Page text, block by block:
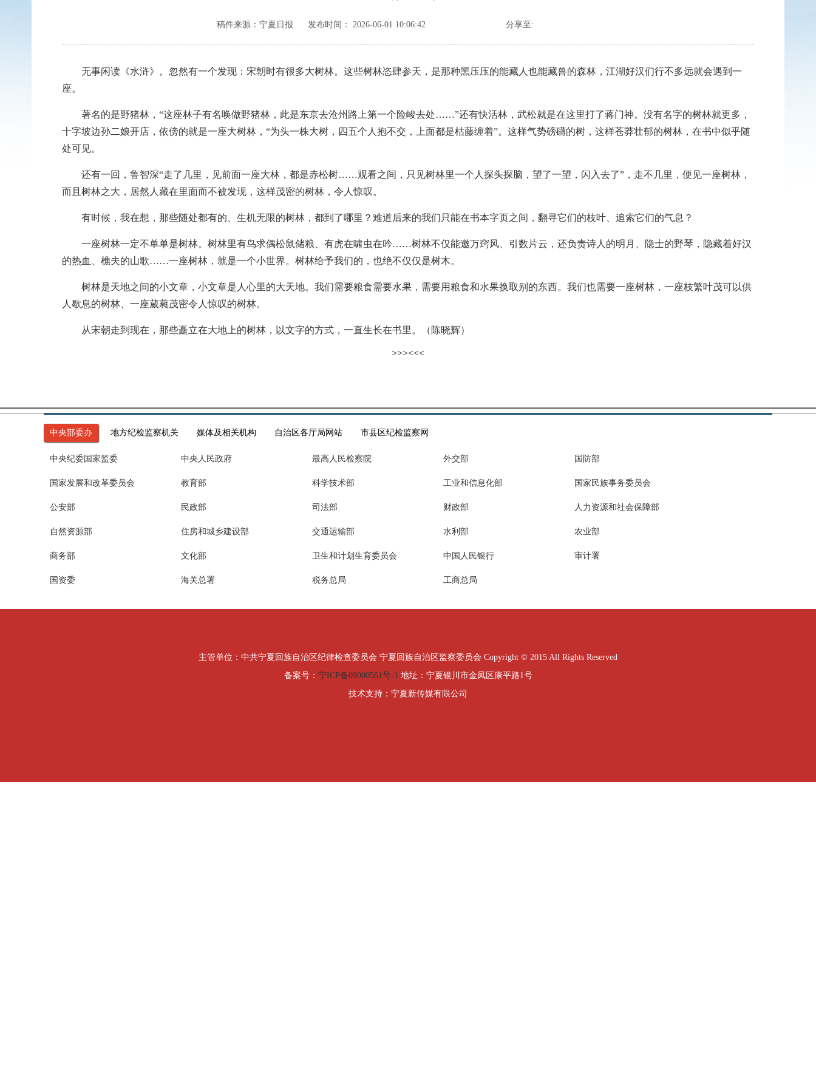
稿件来源：宁夏日报 发布时间： 2026-06-01 10:06:42 分享至:
无事闲读《水浒》。忽然有一个发现：宋朝时有很多大树林。这些树林恣肆参天，是那种黑压压的能藏人也能藏兽的森林，江湖好汉们行不多远就会遇到一
座。
著名的是野猪林，“这座林子有名唤做野猪林，此是东京去沧州路上第一个险峻去处……”还有快活林，武松就是在这里打了蒋门神。没有名字的树林就更多，
十字坡边孙二娘开店，依傍的就是一座大树林，“为头一株大树，四五个人抱不交，上面都是枯藤缠着”。这样气势磅礴的树，这样苍莽壮郁的树林，在书中似乎随
处可见。
还有一回，鲁智深“走了几里，见前面一座大林，都是赤松树……观看之间，只见树林里一个人探头探脑，望了一望，闪入去了”，走不几里，便见一座树林，
而且树林之大，居然人藏在里面而不被发现，这样茂密的树林，令人惊叹。
有时候，我在想，那些随处都有的、生机无限的树林，都到了哪里？难道后来的我们只能在书本字页之间，翻寻它们的枝叶、追索它们的气息？
一座树林一定不单单是树林。树林里有鸟求偶松鼠储粮、有虎在啸虫在吟……树林不仅能邀万窍风、引数片云，还负责诗人的明月、隐士的野琴，隐藏着好汉
的热血、樵夫的山歌……一座树林，就是一个小世界。树林给予我们的，也绝不仅仅是树木。
树林是天地之间的小文章，小文章是人心里的大天地。我们需要粮食需要水果，需要用粮食和水果换取别的东西。我们也需要一座树林，一座枝繁叶茂可以供
人歇息的树林、一座葳蕤茂密令人惊叹的树林。
从宋朝走到现在，那些矗立在大地上的树林，以文字的方式，一直生长在书里。（陈晓辉）
>>><<<
中央部委办 地方纪检监察机关 媒体及相关机构 自治区各厅局网站 市县区纪检监察网
中央纪委国家监委 中央人民政府 最高人民检察院 外交部 国防部
国家发展和改革委员会 教育部 科学技术部 工业和信息化部 国家民族事务委员会
公安部 民政部 司法部 财政部 人力资源和社会保障部
自然资源部 住房和城乡建设部 交通运输部 水利部 农业部
商务部 文化部 卫生和计划生育委员会 中国人民银行 审计署
国资委 海关总署 税务总局 工商总局
主管单位：中共宁夏回族自治区纪律检查委员会 宁夏回族自治区监察委员会 Copyright © 2015 All Rights Reserved
备案号： 宁ICP备09000561号-1 地址：宁夏银川市金凤区康平路1号
技术支持：宁夏新传媒有限公司